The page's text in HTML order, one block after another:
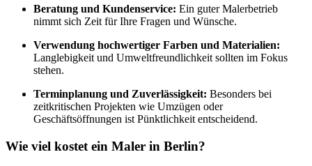
Beratung und Kundenservice: Ein guter Malerbetrieb
nimmt sich Zeit für Ihre Fragen und Wünsche.
Verwendung hochwertiger Farben und Materialien:
Langlebigkeit und Umweltfreundlichkeit sollten im Fokus
stehen.
Terminplanung und Zuverlässigkeit: Besonders bei
zeitkritischen Projekten wie Umzügen oder
Geschäftsöffnungen ist Pünktlichkeit entscheidend.
Wie viel kostet ein Maler in Berlin?